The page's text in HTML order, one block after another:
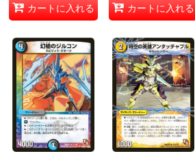
カートに入れる カートに入れる